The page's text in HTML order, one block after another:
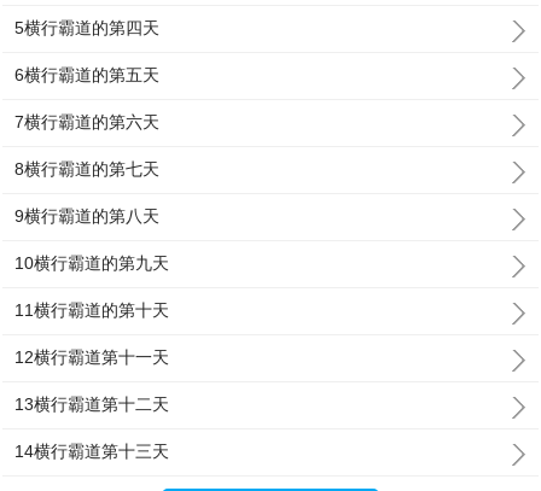
5横行霸道的第四天
6横行霸道的第五天
7横行霸道的第六天
8横行霸道的第七天
9横行霸道的第八天
10横行霸道的第九天
11横行霸道的第十天
12横行霸道第十一天
13横行霸道第十二天
14横行霸道第十三天